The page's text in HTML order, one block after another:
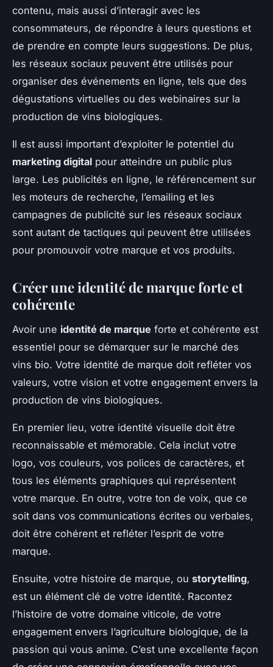
contenu, mais aussi d’interagir avec les
consommateurs, de répondre à leurs questions et
de prendre en compte leurs suggestions. De plus,
les réseaux sociaux peuvent être utilisés pour
organiser des événements en ligne, tels que des
dégustations virtuelles ou des webinaires sur la
production de vins biologiques.
Il est aussi important d’exploiter le potentiel du
marketing digital pour atteindre un public plus
large. Les publicités en ligne, le référencement sur
les moteurs de recherche, l’emailing et les
campagnes de publicité sur les réseaux sociaux
sont autant de tactiques qui peuvent être utilisées
pour promouvoir votre marque et vos produits.
Créer une identité de marque forte et
cohérente
Avoir une identité de marque forte et cohérente est
essentiel pour se démarquer sur le marché des
vins bio. Votre identité de marque doit refléter vos
valeurs, votre vision et votre engagement envers la
production de vins biologiques.
En premier lieu, votre identité visuelle doit être
reconnaissable et mémorable. Cela inclut votre
logo, vos couleurs, vos polices de caractères, et
tous les éléments graphiques qui représentent
votre marque. En outre, votre ton de voix, que ce
soit dans vos communications écrites ou verbales,
doit être cohérent et refléter l’esprit de votre
marque.
Ensuite, votre histoire de marque, ou storytelling,
est un élément clé de votre identité. Racontez
l’histoire de votre domaine viticole, de votre
engagement envers l’agriculture biologique, de la
passion qui vous anime. C’est une excellente façon